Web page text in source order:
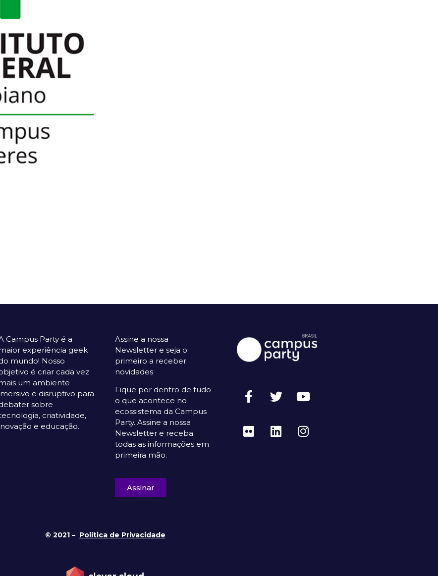
Campus Party é a
experiência geek
mundo! Nosso
é criar cada vez
um ambiente
e disruptivo para
sobre
criatividade,
e educação.
Assine a nossa
Newsletter e seja o
primeiro a receber
novidades
Fique por dentro de tudo
o que acontece no
ecossistema da Campus
Party. Assine a nossa
Newsletter e receba
todas as informações em
primeira mão.
Assinar
© 2021 – Política de Privacidade